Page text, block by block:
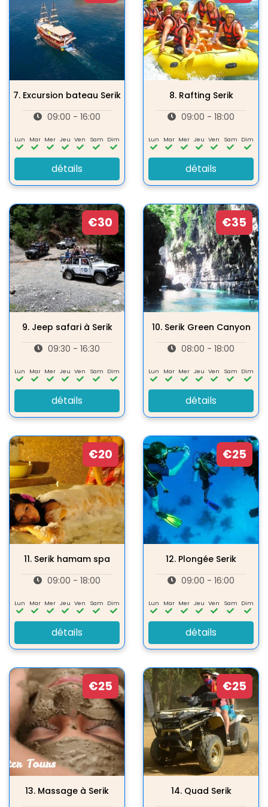
7. Excursion bateau Serik
09:00 - 16:00
Lun Mar Mer Jeu Ven Sam Dim
détails
8. Rafting Serik
09:00 - 18:00
Lun Mar Mer Jeu Ven Sam Dim
détails
€30
9. Jeep safari à Serik
09:30 - 16:30
Lun Mar Mer Jeu Ven Sam Dim
détails
€35
10. Serik Green Canyon
08:00 - 18:00
Lun Mar Mer Jeu Ven Sam Dim
détails
€20
11. Serik hamam spa
09:00 - 18:00
Lun Mar Mer Jeu Ven Sam Dim
détails
€25
12. Plongée Serik
09:00 - 16:00
Lun Mar Mer Jeu Ven Sam Dim
détails
€25
13. Massage à Serik
€25
14. Quad Serik